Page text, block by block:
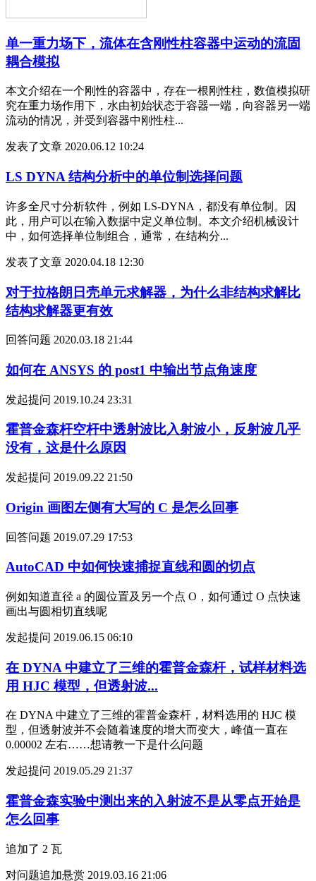
单一重力场下，流体在含刚性柱容器中运动的流固
耦合模拟
本文介绍在一个刚性的容器中，存在一根刚性柱，数值模拟研
究在重力场作用下，水由初始状态于容器一端，向容器另一端
流动的情况，并受到容器中刚性柱...
发表了文章 2020.06.12 10:24
LS DYNA 结构分析中的单位制选择问题
许多全尺寸分析软件，例如 LS-DYNA，都没有单位制。因
此，用户可以在输入数据中定义单位制。本文介绍机械设计
中，如何选择单位制组合，通常，在结构分...
发表了文章 2020.04.18 12:30
对于拉格朗日壳单元求解器，为什么非结构求解比
结构求解器更有效
回答问题 2020.03.18 21:44
如何在 ANSYS 的 post1 中输出节点角速度
发起提问 2019.10.24 23:31
霍普金森杆空杆中透射波比入射波小，反射波几乎
没有，这是什么原因
发起提问 2019.09.22 21:50
Origin 画图左侧有大写的 C 是怎么回事
回答问题 2019.07.29 17:53
AutoCAD 中如何快速捕捉直线和圆的切点
例如知道直径 a 的圆位置及另一个点 O，如何通过 O 点快速
画出与圆相切直线呢
发起提问 2019.06.15 06:10
在 DYNA 中建立了三维的霍普金森杆，试样材料选
用 HJC 模型，但透射波...
在 DYNA 中建立了三维的霍普金森杆，材料选用的 HJC 模
型，但透射波并不会随着速度的增大而变大，峰值一直在
0.00002 左右……想请教一下是什么问题
发起提问 2019.05.29 21:37
霍普金森实验中测出来的入射波不是从零点开始是
怎么回事
追加了 2 瓦
对问题追加悬赏 2019.03.16 21:06